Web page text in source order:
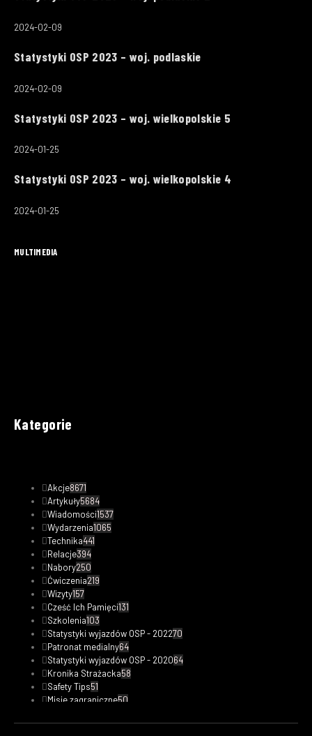
2024-02-09
Statystyki OSP 2023 – woj. podlaskie
2024-02-09
Statystyki OSP 2023 – woj. wielkopolskie 5
2024-01-25
Statystyki OSP 2023 – woj. wielkopolskie 4
2024-01-25
MULTIMEDIA
Kategorie
Akcje8671
Artykuły5684
Wiadomości1537
Wydarzenia1065
Technika441
Relacje394
Nabory250
Ćwiczenia219
Wizyty157
Cześć Ich Pamięci131
Szkolenia103
Statystyki wyjazdów OSP - 202270
Patronat medialny64
Statystyki wyjazdów OSP - 202064
Kronika Strażacka58
Safety Tips51
Misje zagraniczne50
Fotorelacje33